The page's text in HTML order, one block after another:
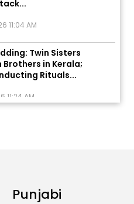
Twin Sisters
Brothers in Kerala;
Rituals...
Khyber Pakhtunkhwa:
Punjabi